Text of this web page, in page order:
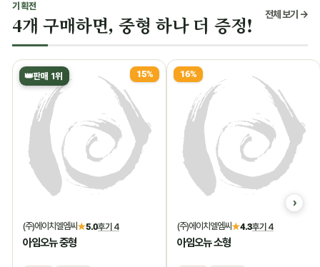
기획전
4개 구매하면, 중형 하나 더 증정! 전체 보기 →
👑판매 1위 15%
(주)에이치엘엠씨★5.0후기 4
아임오뉴 중형
16%
(주)에이치엘엠씨★4.3후기 4
아임오뉴 소형